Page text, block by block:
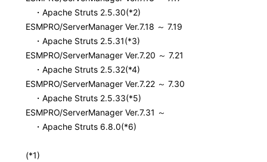
・Apache Struts 2.5.30(*2)
ESMPRO/ServerManager Ver.7.18 ～ 7.19
・Apache Struts 2.5.31(*3)
ESMPRO/ServerManager Ver.7.20 ～ 7.21
・Apache Struts 2.5.32(*4)
ESMPRO/ServerManager Ver.7.22 ～ 7.30
・Apache Struts 2.5.33(*5)
ESMPRO/ServerManager Ver.7.31 ～
・Apache Struts 6.8.0(*6)
(*1)